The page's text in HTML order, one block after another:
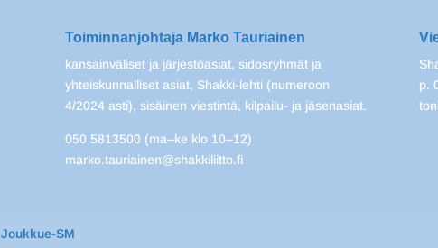
Toiminnanjohtaja Marko Tauriainen
kansainväliset ja järjestöasiat, sidosryhmät ja
yhteiskunnalliset asiat, Shakki-lehti (numeroon
4/2024 asti), sisäinen viestintä, kilpailu- ja jäsenasiat.
050 5813500 (ma–ke klo 10–12)
marko.tauriainen@shakkiliitto.fi
p.
Joukkue-SM